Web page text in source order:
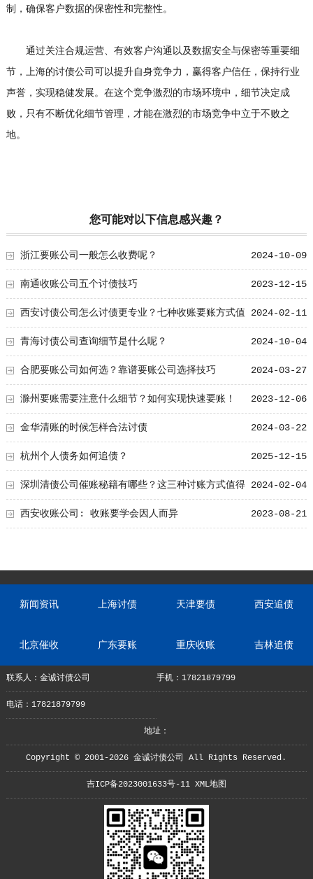
制，确保客户数据的保密性和完整性。
通过关注合规运营、有效客户沟通以及数据安全与保密等重要细
节，上海的讨债公司可以提升自身竞争力，赢得客户信任，保持行业
声誉，实现稳健发展。在这个竞争激烈的市场环境中，细节决定成
败，只有不断优化细节管理，才能在激烈的市场竞争中立于不败之
地。
您可能对以下信息感兴趣？
2024-10-09
浙江要账公司一般怎么收费呢？
2023-12-15
南通收账公司五个讨债技巧
2024-02-11
西安讨债公司怎么讨债更专业？七种收账要账方式值
得学！ 2024-10-04
青海讨债公司查询细节是什么呢？
2024-03-27
合肥要账公司如何选？靠谱要账公司选择技巧
2023-12-06
滁州要账需要注意什么细节？如何实现快速要账！
2024-03-22
金华清账的时候怎样合法讨债
2025-12-15
杭州个人债务如何追债？
2024-02-04
深圳清债公司催账秘籍有哪些？这三种讨账方式值得
学习！ 2023-08-21
西安收账公司: 收账要学会因人而异
新闻资讯 上海讨债 天津要债 西安追债
北京催收 广东要账 重庆收账 吉林追债
联系人：金诚讨债公司 手机：17821879799
电话：17821879799
地址：
Copyright © 2001-2026 金诚讨债公司 All Rights Reserved.
吉ICP备2023001633号-11 XML地图